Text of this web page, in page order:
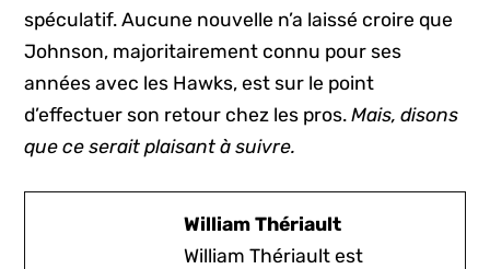
spéculatif. Aucune nouvelle n’a laissé croire que
Johnson, majoritairement connu pour ses
années avec les Hawks, est sur le point
d’effectuer son retour chez les pros.Mais, disons
que ce serait plaisant à suivre.
William Thériault
William Thériault est